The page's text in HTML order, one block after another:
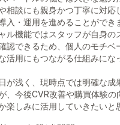
相談にも親身かつ丁寧に対応
入・運用を進めることができ
ル機能ではスタッフが自身の
認できるため、個人のモチベ
活用にもつながる仕組みにな
が浅く、現時点では明確な成
、今後CVR改善や購買体験の
楽しみに活用していきたいと